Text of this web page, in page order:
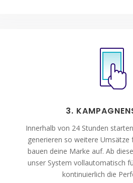
3.
Innerhalb von 24 Stunden
generieren so weitere Umsätze
bauen deine Marke auf. Ab
unser System vollautomatisch
kontinuierlich die